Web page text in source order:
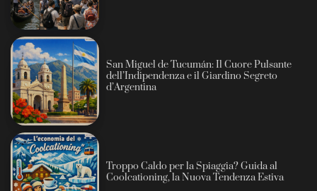
San Miguel de Tucumán: Il Cuore Pulsante
dell’Indipendenza e il Giardino Segreto
d’Argentina
Troppo Caldo per la Spiaggia? Guida al
Coolcationing, la Nuova Tendenza Estiva